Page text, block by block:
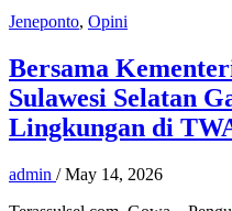
Jeneponto, Opini
Bersama
Sulawesi Selatan
Lingkungan di
admin / May 14, 2026